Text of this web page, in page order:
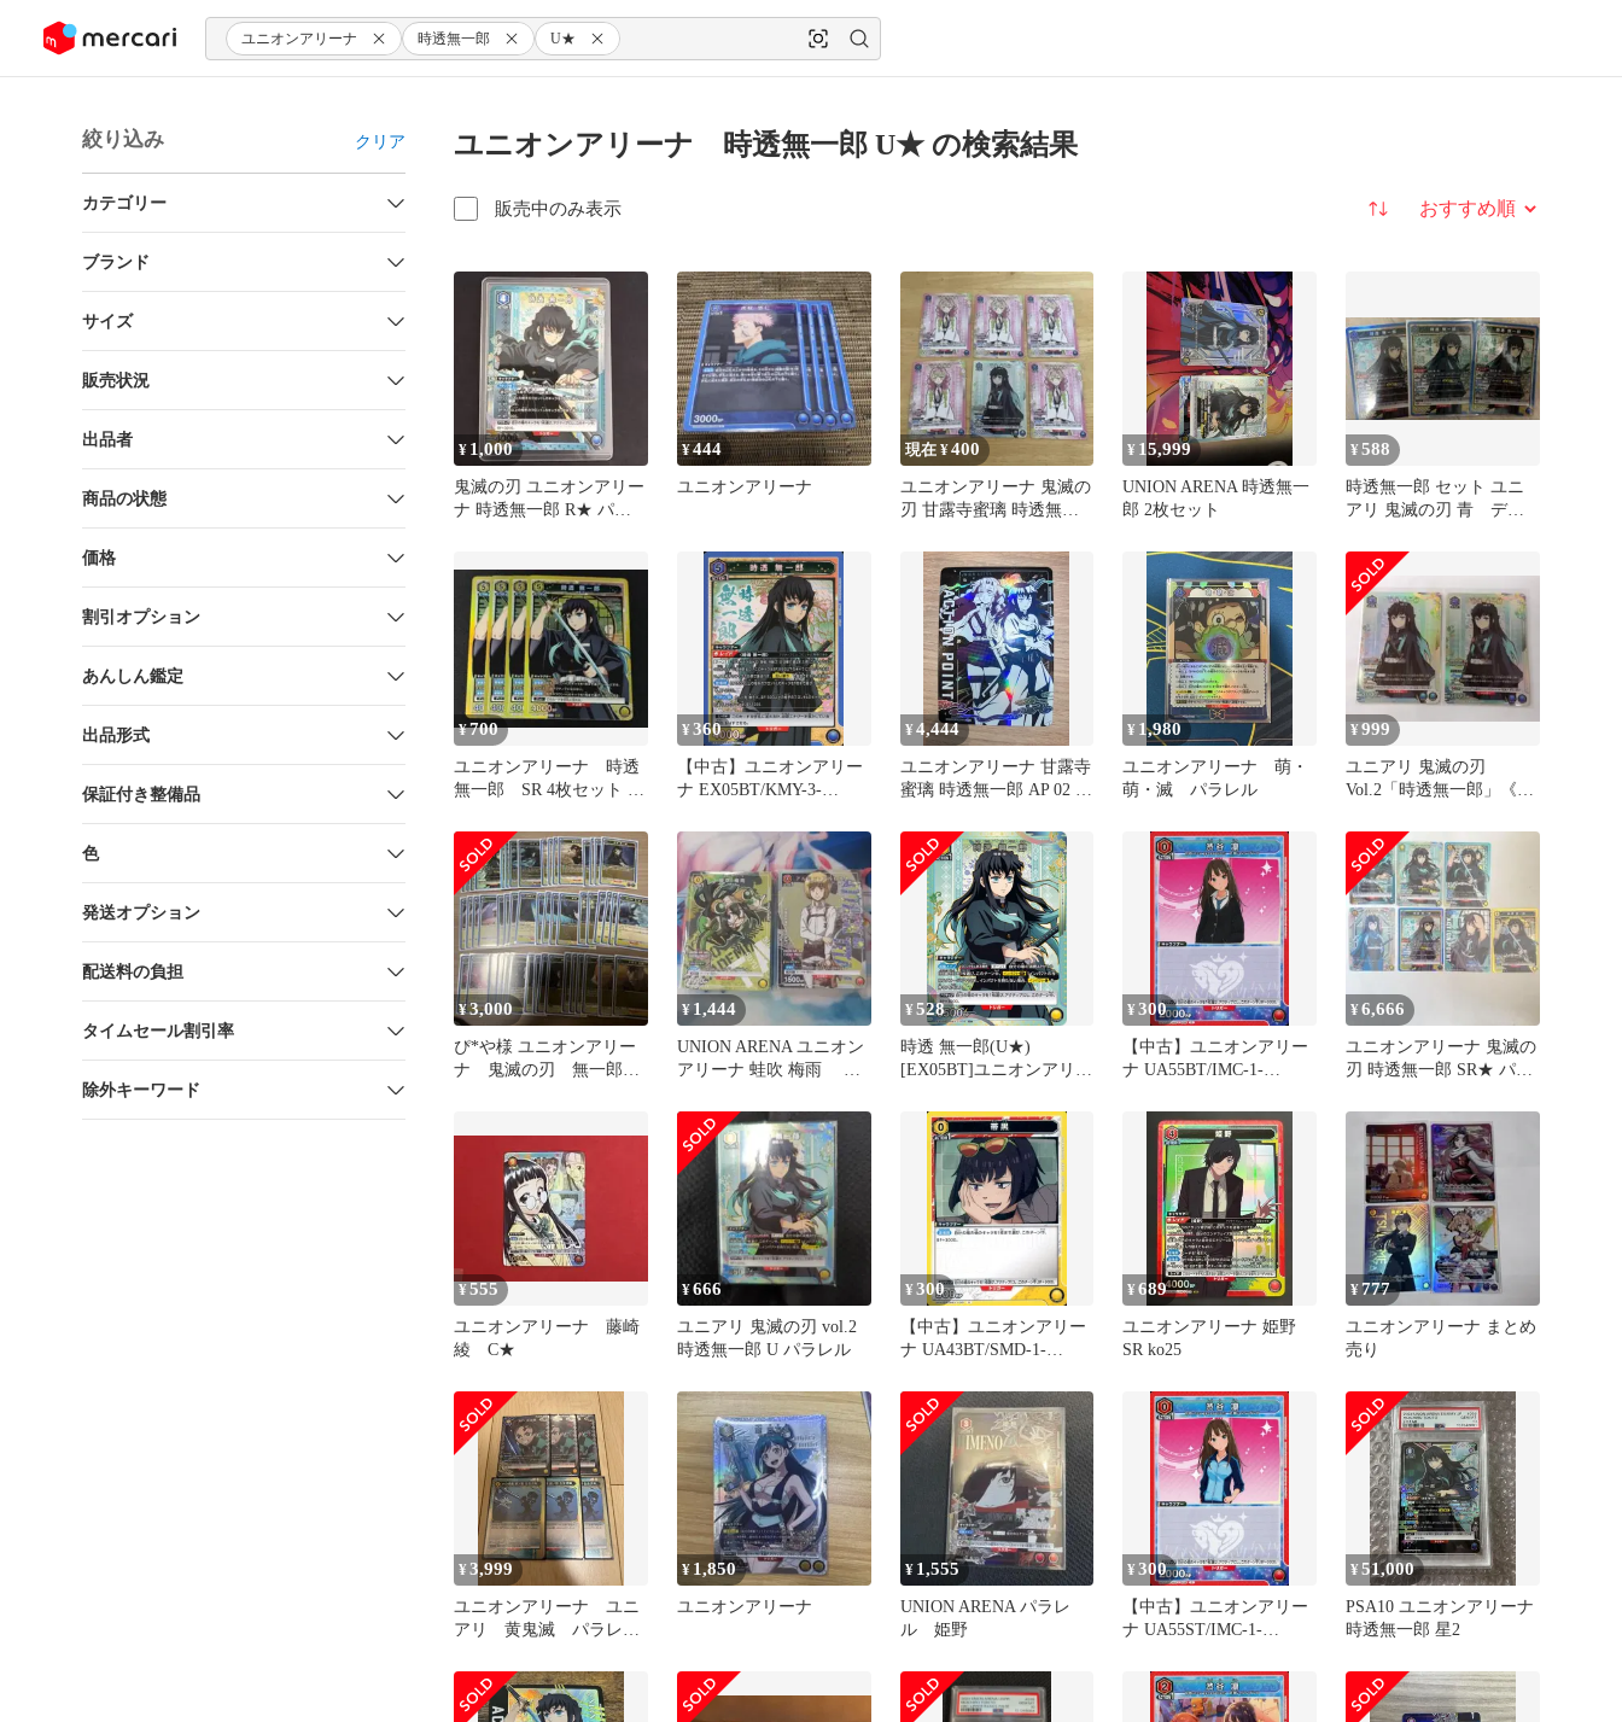
ツにスキップ ユニオンアリーナ 時透無一郎 U★
絞り込み クリア
カテゴリー
ブランド
サイズ
販売状況
出品者
商品の状態
価格
割引オプション
あんしん鑑定
出品形式
保証付き整備品
色
発送オプション
配送料の負担
タイムセール割引率
除外キーワード
ユニオンアリーナ 時透無一郎 U★ の検索結果
販売中のみ表示 並び替え
¥ 1,000
鬼滅の刃 ユニオンアリー
ナ 時透無一郎 R★ パラ
¥444
ユニオンアリーナ
現在 ¥400
ユニオンアリーナ 鬼滅の
刃 甘露寺蜜璃 時透無一
¥ 15,999
UNION ARENA 時透無一
郎 2枚セット
¥588
時透無一郎 セット ユニ
アリ 鬼滅の刃 青 デッ
¥700
ユニオンアリーナ 時透
無一郎 SR 4枚セット 鬼
¥360
【中古】ユニオンアリー
ナ EX05BT/KMY-3-
郎
¥4,444
ユニオンアリーナ 甘露寺
蜜璃 時透無一郎 AP 02 鬼
¥ 1,980
ユニオンアリーナ 萌・
萌・滅 パラレル
¥999
ユニアリ 鬼滅の刃
Vol.2「時透無一郎」《優
ド》２枚セット
¥3,000
ぴ*や様 ユニオンアリー
ナ 鬼滅の刃 無一郎
¥ 1,444
UNION ARENA ユニオン
アリーナ 蛙吹 梅雨 ア
¥528
時透 無一郎(U★)
[EX05BT]ユニオンアリー
¥300
【中古】ユニオンアリー
ナ UA55BT/IMC-1-
¥6,666
ユニオンアリーナ 鬼滅の
刃 時透無一郎 SR★ パラ
¥555
ユニオンアリーナ 藤崎
綾 C★
¥666
ユニアリ 鬼滅の刃 vol.2
時透無一郎 U パラレル
¥300
【中古】ユニオンアリー
ナ UA43BT/SMD-1-
¥689
ユニオンアリーナ 姫野
SR ko25
¥777
ユニオンアリーナ まとめ
売り
¥3,999
ユニオンアリーナ ユニ
アリ 黄鬼滅 パラレ
ねずこ 生生流転
¥ 1,850
ユニオンアリーナ
¥ 1,555
UNION ARENA パラレ
ル 姫野
¥300
【中古】ユニオンアリー
ナ UA55ST/IMC-1-
¥51,000
PSA10 ユニオンアリーナ
時透無一郎 星2